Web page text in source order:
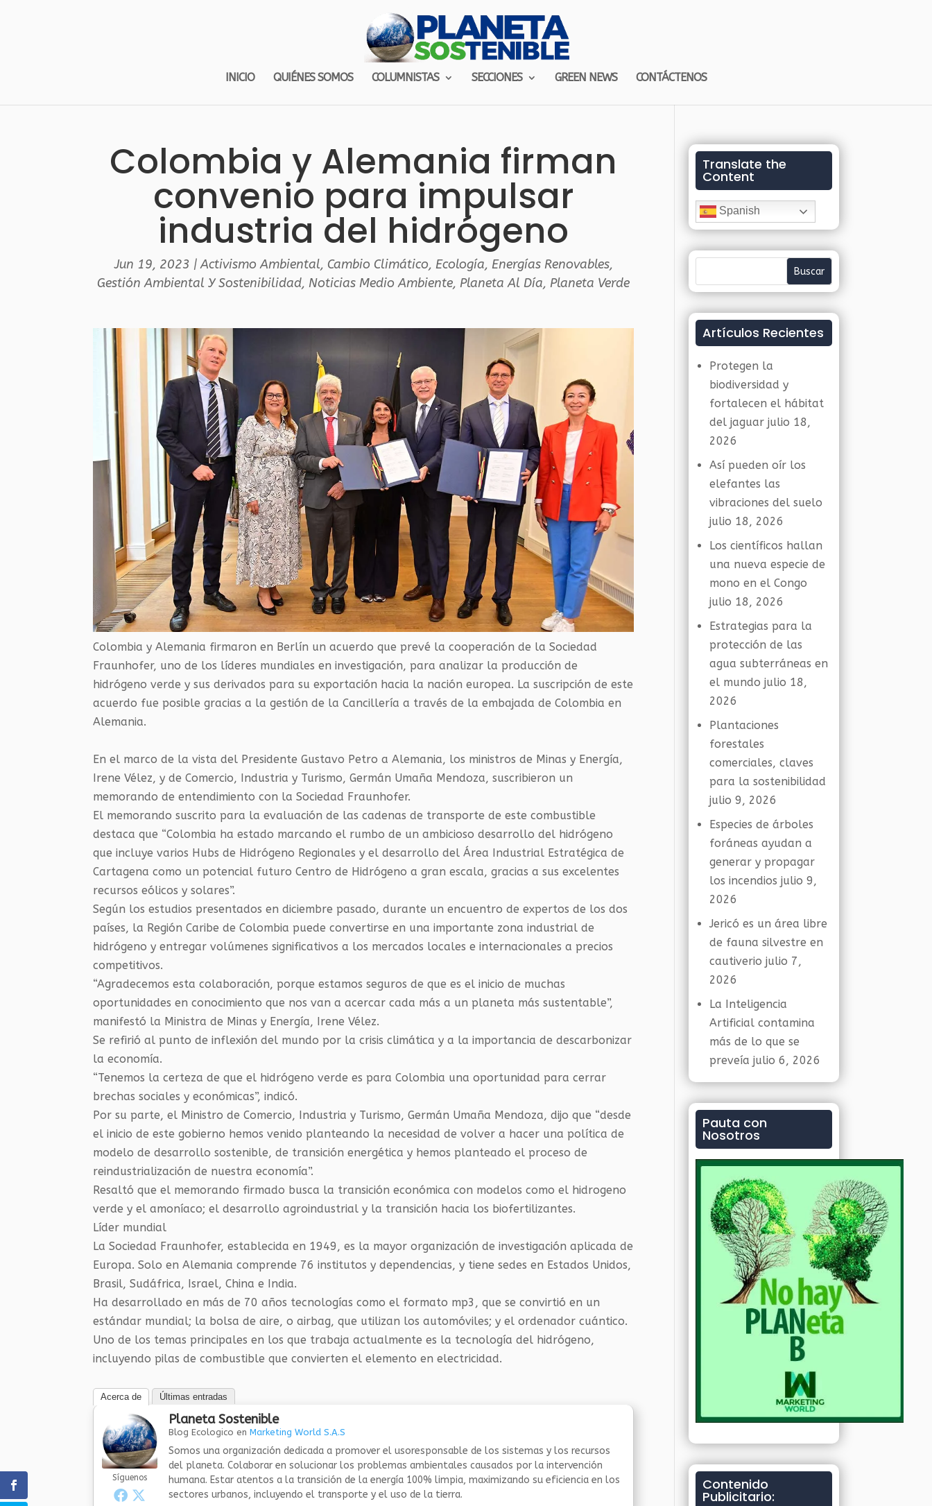
INICIO QUIÉNES SOMOS COLUMNISTAS SECCIONES GREEN NEWS CONTÁCTENOS
Colombia y Alemania firman
convenio para impulsar
industria del hidrógeno
Jun 19, 2023 |Activismo Ambiental, Cambio Climático, Ecología, Energías Renovables,
Gestión Ambiental Y Sostenibilidad,Noticias Medio Ambiente,Planeta Al Día,Planeta Verde
Colombia y Alemania firmaron en Berlín un acuerdo que prevé la cooperación de la Sociedad
Fraunhofer, uno de los líderes mundiales en investigación, para analizar la producción de
hidrógeno verde y sus derivados para su exportación hacia la nación europea. La suscripción de este
acuerdo fue posible gracias a la gestión de la Cancillería a través de la embajada de Colombia en
Alemania.
En el marco de la vista del Presidente Gustavo Petro a Alemania, los ministros de Minas y Energía,
Irene Vélez, y de Comercio, Industria y Turismo, Germán Umaña Mendoza, suscribieron un
memorando de entendimiento con la Sociedad Fraunhofer.
El memorando suscrito para la evaluación de las cadenas de transporte de este combustible
destaca que “Colombia ha estado marcando el rumbo de un ambicioso desarrollo del hidrógeno
que incluye varios Hubs de Hidrógeno Regionales y el desarrollo del Área Industrial Estratégica de
Cartagena como un potencial futuro Centro de Hidrógeno a gran escala, gracias a sus excelentes
recursos eólicos y solares”.
Según los estudios presentados en diciembre pasado, durante un encuentro de expertos de los dos
países, la Región Caribe de Colombia puede convertirse en una importante zona industrial de
hidrógeno y entregar volúmenes significativos a los mercados locales e internacionales a precios
competitivos.
“Agradecemos esta colaboración, porque estamos seguros de que es el inicio de muchas
oportunidades en conocimiento que nos van a acercar cada más a un planeta más sustentable”,
manifestó la Ministra de Minas y Energía, Irene Vélez.
Se refirió al punto de inflexión del mundo por la crisis climática y a la importancia de descarbonizar
la economía.
“Tenemos la certeza de que el hidrógeno verde es para Colombia una oportunidad para cerrar
brechas sociales y económicas”, indicó.
Por su parte, el Ministro de Comercio, Industria y Turismo, Germán Umaña Mendoza, dijo que “desde
el inicio de este gobierno hemos venido planteando la necesidad de volver a hacer una política de
modelo de desarrollo sostenible, de transición energética y hemos planteado el proceso de
reindustrialización de nuestra economía”.
Resaltó que el memorando firmado busca la transición económica con modelos como el hidrogeno
verde y el amoníaco; el desarrollo agroindustrial y la transición hacia los biofertilizantes.
Líder mundial
La Sociedad Fraunhofer, establecida en 1949, es la mayor organización de investigación aplicada de
Europa. Solo en Alemania comprende 76 institutos y dependencias, y tiene sedes en Estados Unidos,
Brasil, Sudáfrica, Israel, China e India.
Ha desarrollado en más de 70 años tecnologías como el formato mp3, que se convirtió en un
estándar mundial; la bolsa de aire, o airbag, que utilizan los automóviles; y el ordenador cuántico.
Uno de los temas principales en los que trabaja actualmente es la tecnología del hidrógeno,
incluyendo pilas de combustible que convierten el elemento en electricidad.
Acerca de Últimas entradas
Síguenos
Planeta Sostenible
Blog Ecologico enMarketing World S.A.S
Somos una organización dedicada a promover el usoresponsable de los sistemas y los recursos
del planeta. Colaborar en solucionar los problemas ambientales causados por la intervención
humana. Estar atentos a la transición de la energía 100% limpia, maximizando su eficiencia en los
sectores urbanos, incluyendo el transporte y el uso de la tierra.
Translate the
Content
Spanish
Artículos Recientes
Protegen la
biodiversidad y
fortalecen el hábitat
del jaguar julio 18,
2026
Así pueden oír los
elefantes las
vibraciones del suelo
julio 18, 2026
Los científicos hallan
una nueva especie de
mono en el Congo
julio 18, 2026
Estrategias para la
protección de las
agua subterráneas en
el mundo julio 18,
2026
Plantaciones
forestales
comerciales, claves
para la sostenibilidad
julio 9, 2026
Especies de árboles
foráneas ayudan a
generar y propagar
los incendios julio 9,
2026
Jericó es un área libre
de fauna silvestre en
cautiverio julio 7,
2026
La Inteligencia
Artificial contamina
más de lo que se
preveía julio 6, 2026
Pauta con
Nosotros
Contenido
Publicitario: